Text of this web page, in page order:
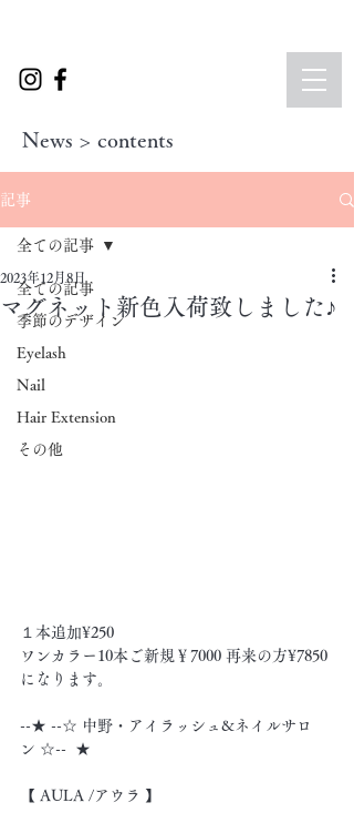
News > contents
記事
全ての記事
季節のデザイン
Eyelash
Nail
Hair Extension
その他
全ての記事
マグネット新色入荷致しました♪
2023年12月8日
１本追加¥250
ワンカラー10本ご新規￥7000 再来の方¥7850
になります。
--★ --☆ 中野・アイラッシュ&ネイルサロ
ン ☆--  ★
【 AULA /アウラ 】